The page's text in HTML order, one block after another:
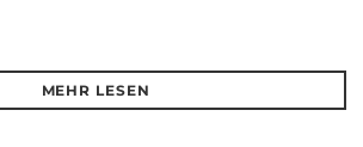
MEHR LESEN